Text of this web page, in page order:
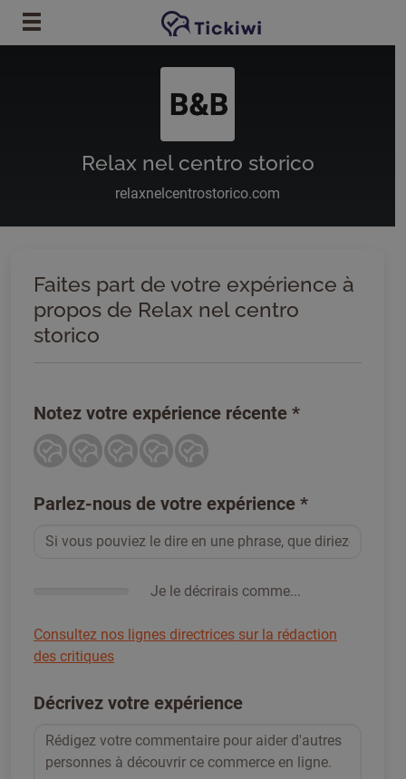
Passer au contenu principal
Relax nel centro storico
relaxnelcentrostorico.com
Faites part de votre expérience à
propos de Relax nel centro
storico
Notez votre expérience récente *
Parlez-nous de votre expérience *
Je le décrirais comme...
Consultez nos lignes directrices sur la rédaction
des critiques
Décrivez votre expérience